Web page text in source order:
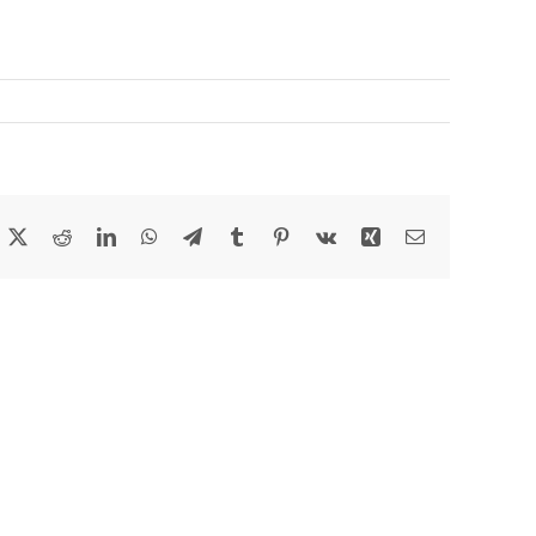
Reddit LinkedInWhatsAppTelegram
TumblrPinterest
Vk Xing